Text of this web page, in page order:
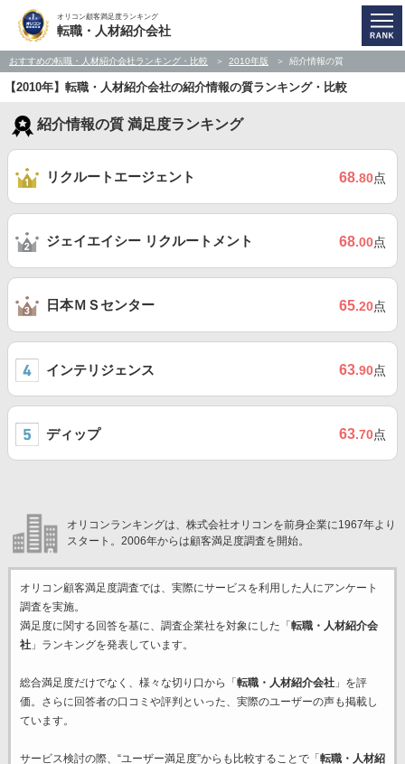
オリコン顧客満足度ランキング
転職・人材紹介会社
おすすめの転職・人材紹介会社ランキング・比較 2010年版 紹介情報の質
【2010年】転職・人材紹介会社の紹介情報の質ランキング・比較
紹介情報の質 満足度ランキング
リクルートエージェント 68.80点
ジェイエイシー リクルートメント 68.00点
日本ＭＳセンター 65.20点
インテリジェンス 63.90点
ディップ 63.70点
オリコンランキングは、株式会社オリコンを前身企業に1967年より
スタート。2006年からは顧客満足度調査を開始。
オリコン顧客満足度調査では、実際にサービスを利用した 人にアンケート
調査を実施。
満足度に関する回答を基に、調査企業社を対象にした「 転職・人材紹介会
社」ランキングを発表しています。
総合満足度だけでなく、様々な切り口から「 転職・人材紹介会社」を評
価。さらに回答者の口コミや評判といった、実際のユーザーの声も掲載し
ています。
サービス検討の際、“ユーザー満足度”からも比較することで「 転職・人材紹